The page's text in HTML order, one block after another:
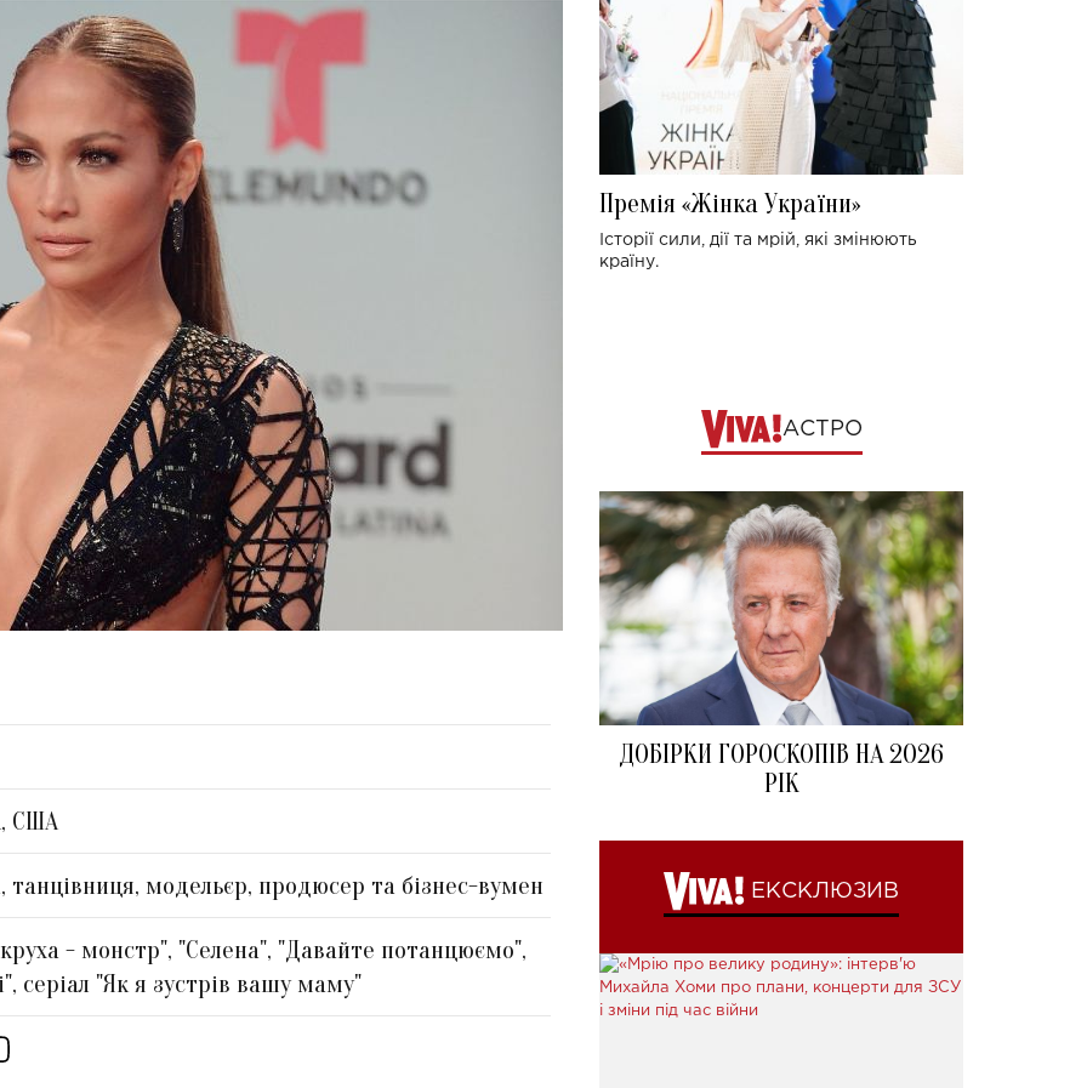
США
танцівниця, модельєр, продюсер та бізнес-вумен
- монстр", "Селена", "Давайте потанцюємо",
серіал "Як я зустрів вашу маму"
Премія «Жінка України»
Історії сили, дії та мрій, які змінюють
країну.
АСТРО
ДОБІРКИ ГОРОСКОПІВ НА 2026
РІК
ЕКСКЛЮЗИВ